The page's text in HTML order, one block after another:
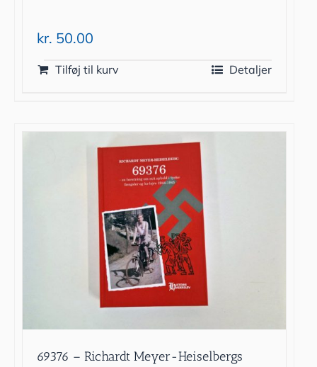
kr. 50.00
Tilføj til kurv Detaljer
69376 – Richardt Meyer-Heiselbergs